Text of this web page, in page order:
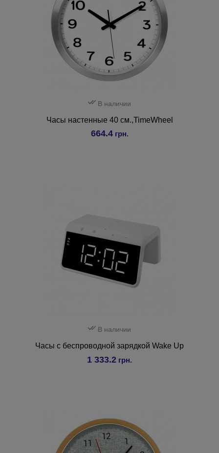
В наличии
Часы настенные 40 см.,TimeWheel
664.4грн.
В наличии
Часы с беспроводной зарядкой Wake Up
1 333.2 грн.